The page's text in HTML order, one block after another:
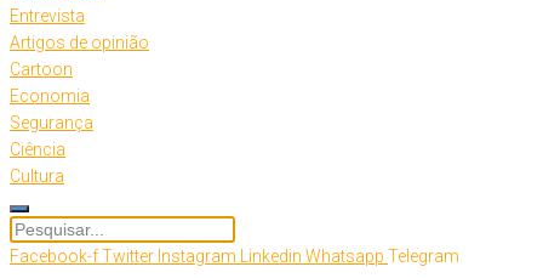
Entrevista
Artigos de opinião
Cartoon
Economia
Segurança
Ciência
Cultura
Facebook-fTwitter Instagram Linkedin Whatsapp Telegram